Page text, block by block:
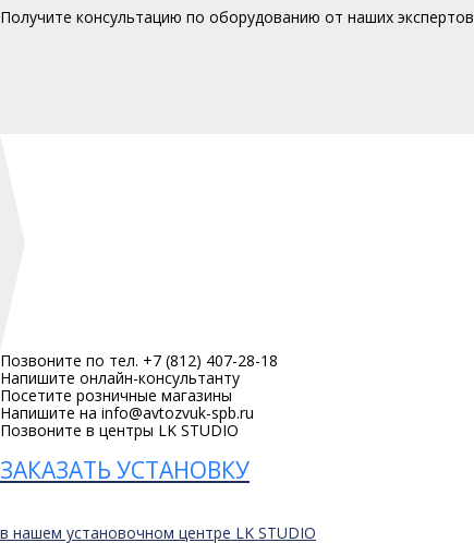
Получите консультацию по оборудованию от наших экспертов
Позвоните по тел. +7 (812) 407-28-18
Напишите онлайн-консультанту
Посетите розничные магазины
Напишите на info@avtozvuk-spb.ru
Позвоните в центры LK STUDIO
ЗАКАЗАТЬ УСТАНОВКУ
в нашем установочном центре LK STUDIO